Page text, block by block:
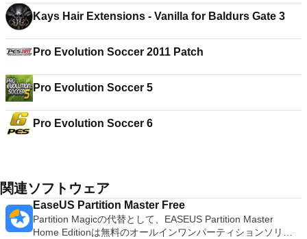
Kays Hair Extensions - Vanilla for Baldurs Gate 3
Pro Evolution Soccer 2011 Patch
Pro Evolution Soccer 5
Pro Evolution Soccer 6
関連ソフトウェア
EaseUS Partition Master Free
Partition Magicの代替として、EASEUS Partition Master
Home Editionは無料のオールインワンパーティションソリュ